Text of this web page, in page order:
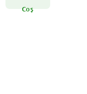
Coş